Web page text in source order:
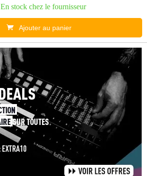
En stock chez le fournisseur
Ajouter au panier